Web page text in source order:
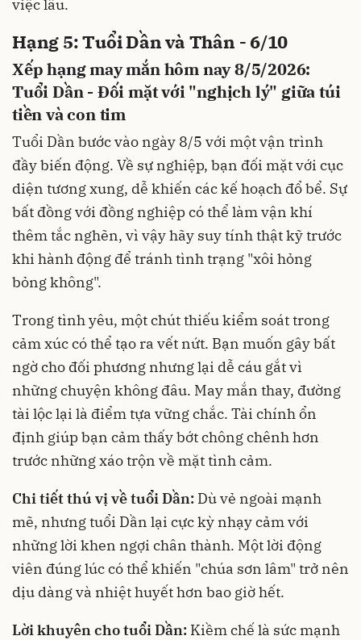
việc lâu.
Hạng 5: Tuổi Dần và Thân - 6/10
Xếp hạng may mắn hôm nay 8/5/2026:
Tuổi Dần - Đối mặt với "nghịch lý" giữa túi
tiền và con tim
Tuổi Dần bước vào ngày 8/5 với một vận trình
đầy biến động. Về sự nghiệp, bạn đối mặt với cục
diện tương xung, dễ khiến các kế hoạch đổ bể. Sự
bất đồng với đồng nghiệp có thể làm vận khí
thêm tắc nghẽn, vì vậy hãy suy tính thật kỹ trước
khi hành động để tránh tình trạng "xôi hỏng
bỏng không".
Trong tình yêu, một chút thiếu kiểm soát trong
cảm xúc có thể tạo ra vết nứt. Bạn muốn gây bất
ngờ cho đối phương nhưng lại dễ cáu gắt vì
những chuyện không đâu. May mắn thay, đường
tài lộc lại là điểm tựa vững chắc. Tài chính ổn
định giúp bạn cảm thấy bớt chông chênh hơn
trước những xáo trộn về mặt tình cảm.
Chi tiết thú vị về tuổi Dần: Dù vẻ ngoài mạnh
mẽ, nhưng tuổi Dần lại cực kỳ nhạy cảm với
những lời khen ngợi chân thành. Một lời động
viên đúng lúc có thể khiến "chúa sơn lâm" trở nên
dịu dàng và nhiệt huyết hơn bao giờ hết.
Lời khuyên cho tuổi Dần: Kiềm chế là sức mạnh